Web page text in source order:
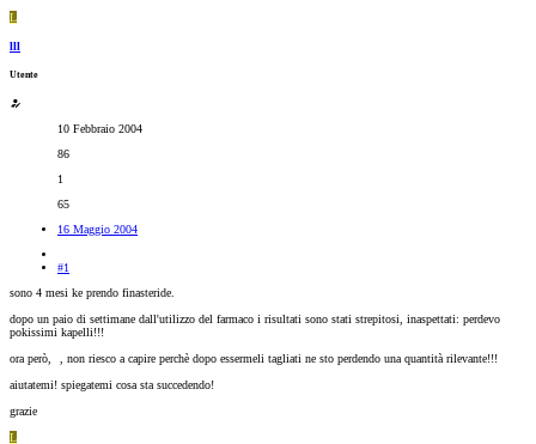
L
lll
Utente
10 Febbraio 2004
86
1
65
16 Maggio 2004
#1
sono 4 mesi ke prendo finasteride.
dopo un paio di settimane dall'utilizzo del farmaco i risultati sono stati strepitosi, inaspettati: perdevo
pokissimi kapelli!!!
ora però,
, non riesco a capire perchè dopo essermeli tagliati ne sto perdendo una quantità rilevante!!!
aiutatemi! spiegatemi cosa sta succedendo!
grazie
L